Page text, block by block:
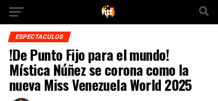
ESPECTACULOS
!De Punto Fijo para el mundo!
Mística Núñez se corona como la
nueva Miss Venezuela World 2025